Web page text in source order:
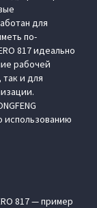
для
по-
817 идеально
рабочей
и для
использованию
817 — пример